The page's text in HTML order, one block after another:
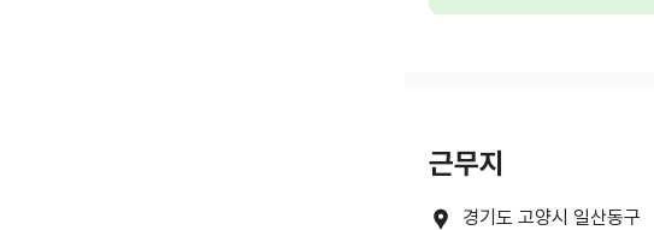
근무지
경기도 고양시 일산동구